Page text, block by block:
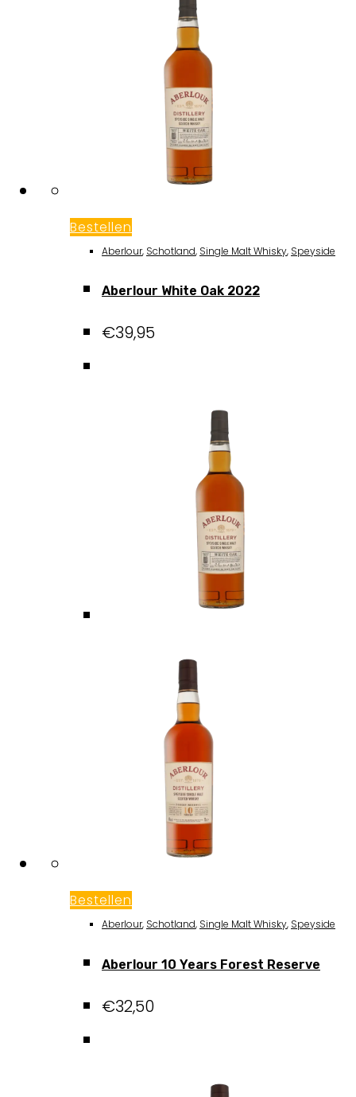
Bestellen
Aberlour, Schotland, Single Malt Whisky, Speyside
Aberlour White Oak 2022
€39,95
Bestellen
Aberlour, Schotland, Single Malt Whisky, Speyside
Aberlour 10 Years Forest Reserve
€32,50